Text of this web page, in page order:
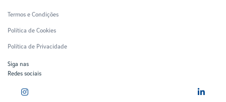
Termos e Condições
Política de Cookies
Política de Privacidade
Siga nas
Redes sociais